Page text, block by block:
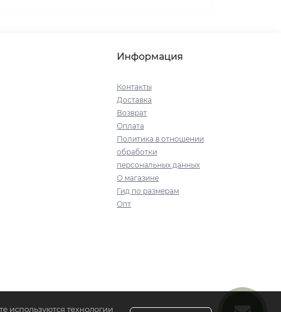
Информация
Контакты
Доставка
Возврат
Оплата
Политика в отношении
обработки
персональных данных
О магазине
Гид по размерам
Опт
используются технологии